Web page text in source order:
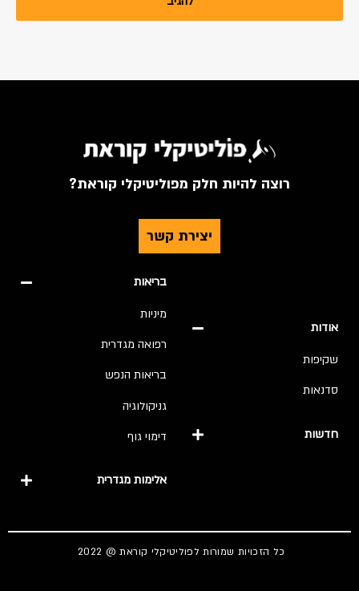
רוצה להיות חלק מפוליטיקלי קוראת?
יצירת קשר
אודות
שקיפות
סדנאות
חדשות
בריאות
מיניות
רפואה מגדרית
בריאות הנפש
גניקולוגיה
דימוי גוף
אלימות מגדרית
כל הזכויות שמורות לפוליטיקלי קוראת @ 2022